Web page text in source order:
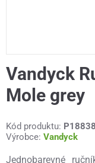
Vandyck
Mole grey
Kód produktu: P18838
Výrobce: Vandyck
Jednobarevné